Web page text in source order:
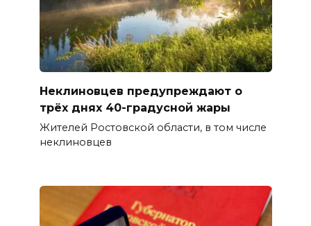
Неклиновцев предупреждают о
трёх днях 40-градусной жары
Жителей Ростовской области, в том числе
неклиновцев